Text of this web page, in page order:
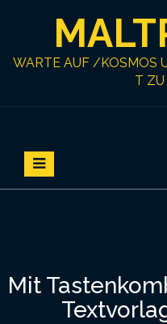
WARTE AUF /KOSMOS
T ZU
Mit